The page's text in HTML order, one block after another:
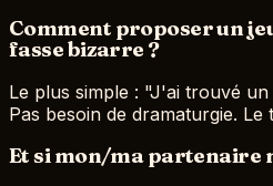
Comment proposer un
fasse bizarre ?
Le plus simple : "J'ai trouvé
Pas besoin de dramaturgie. Le
Et si mon/ma partenaire